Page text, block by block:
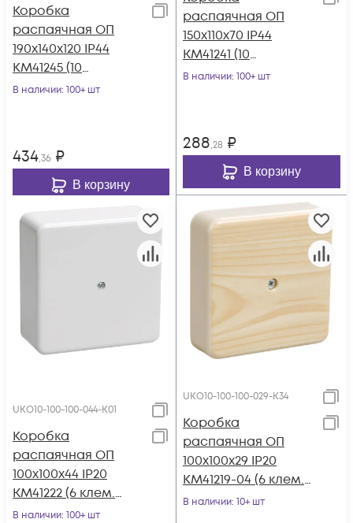
Коробка
распаячная ОП
190х140х120 IP44
КМ41245 (10
каб.ввод.) IEK
В наличии: 100+ шт
434,36 ₽
В корзину
распаячная ОП
150х110х70 IP44
KM41241 (10
каб.ввод.) IEK
В наличии: 100+ шт
288,28 ₽
В корзину
UKO10-100-100-044-K01
Коробка
распаячная ОП
100х100х44 IP20
KM41222 (6 клем.
6кв.мм) бел. IEK
В наличии: 100+ шт
UKO10-100-100-029-K34
Коробка
распаячная ОП
100х100х29 IP20
КМ41219-04 (6 клем.
6кв.мм) сосна IEK
В наличии: 10+ шт